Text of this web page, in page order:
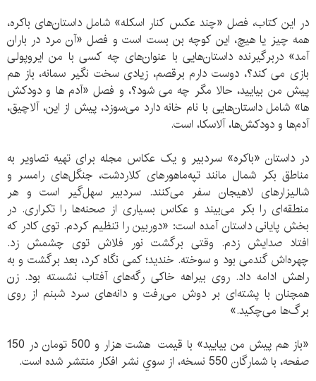
در این کتاب، فصل «چند عکس کنار اسکله» شامل داستان‌های باکره،
همه چیز یا هیچ، این کوچه بن بست است و فصل «آن مرد در باران
آمد» دربرگیرنده داستان‌هایی با عنوان‌های چه کسی با من ایروپولی
بازی می کند؟، دوست دارم برقصم، زیادی سخت نگیر سمانه، باز هم
پیش من بیایید، حالا مگر چه می شود؟، و فصل «آدم ها و دودکش
ها» شامل داستان‌هايی با نام خانه دارد می‌سوزد، پیش از این، آلاچیق،
آدم‌ها و دودکش‌ها، آلاسکا، است.
در داستان «باکره» سردبیر و یک عکاس مجله برای تهیه تصاویر به
مناطق بکر شمال مانند تپه‌ماهورهای کلاردشت، جنگل‌های رامسر و
شالیزارهای لاهیجان سفر می‌کنند. سردبیر سهل‌گیر است و هر
منطقه‌ای را بکر می‌بیند و عکاس بسیاری از صحنه‌ها را تکراری. در
بخش پایانی داستان آمده است: «دوربین را تنظیم کردم. توی کادر که
افتاد صدایش زدم. وقتی برگشت نور فلاش توی چشمش زد.
چهره‌اش گندمی بود و سوخته. خندید؛ کمی نگاه کرد، بعد برگشت و به
راهش ادامه داد. روی بیراهه خاکی رگه‌های آفتاب نشسته بود. زن
همچنان با پشته‌ای بر دوش می‌رفت و دانه‌های سرد شبنم از روی
برگ‌ها می‌چکید.»
«باز هم پيش من بياييد» با قيمت هشت هزار و 500 تومان در 150
صفحه، با شمارگان 550 نسخه، از سوي نشر افكار منتشر شده است.